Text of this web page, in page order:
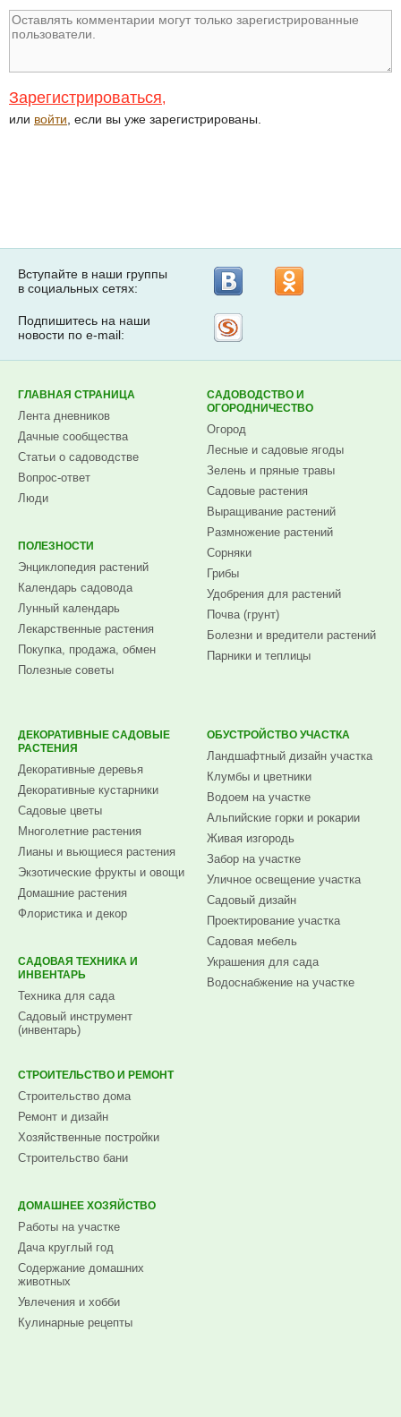
Зарегистрироваться,
или войти , если вы уже зарегистрированы.
Вступайте в наши группы
в социальных сетях:
Подпишитесь на наши
новости по e-mail:
ГЛАВНАЯ СТРАНИЦА
Лента дневников
Дачные сообщества
Статьи о садоводстве
Вопрос-ответ
Люди
ПОЛЕЗНОСТИ
Энциклопедия растений
Календарь садовода
Лунный календарь
Лекарственные растения
Покупка, продажа, обмен
Полезные советы
САДОВОДСТВО И
ОГОРОДНИЧЕСТВО
Огород
Лесные и садовые ягоды
Зелень и пряные травы
Садовые растения
Выращивание растений
Размножение растений
Сорняки
Грибы
Удобрения для растений
Почва (грунт)
Болезни и вредители растений
Парники и теплицы
ДЕКОРАТИВНЫЕ САДОВЫЕ
РАСТЕНИЯ
Декоративные деревья
Декоративные кустарники
Садовые цветы
Многолетние растения
Лианы и вьющиеся растения
Экзотические фрукты и овощи
Домашние растения
Флористика и декор
САДОВАЯ ТЕХНИКА И
ИНВЕНТАРЬ
Техника для сада
Садовый инструмент
(инвентарь)
ОБУСТРОЙСТВО УЧАСТКА
Ландшафтный дизайн участка
Клумбы и цветники
Водоем на участке
Альпийские горки и рокарии
Живая изгородь
Забор на участке
Уличное освещение участка
Садовый дизайн
Проектирование участка
Садовая мебель
Украшения для сада
Водоснабжение на участке
СТРОИТЕЛЬСТВО И РЕМОНТ
Строительство дома
Ремонт и дизайн
Хозяйственные постройки
Строительство бани
ДОМАШНЕЕ ХОЗЯЙСТВО
Работы на участке
Дача круглый год
Содержание домашних
животных
Увлечения и хобби
Кулинарные рецепты